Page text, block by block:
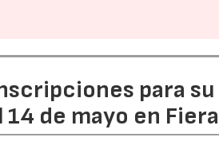
para
de mayo en